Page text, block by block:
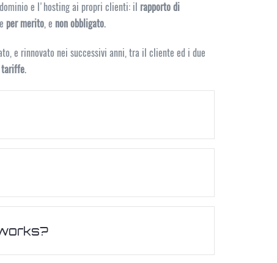
e l'hosting ai propri clienti: il rapporto di
per merito, e non obbligato.
e rinnovato nei successivi anni, tra il cliente ed i due
tariffe.